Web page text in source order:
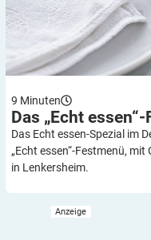
9 Minuten
Das „Echt essen“-
Das Echt essen-Spezial im
„Echt essen“-Festmenü,
in Lenkersheim.